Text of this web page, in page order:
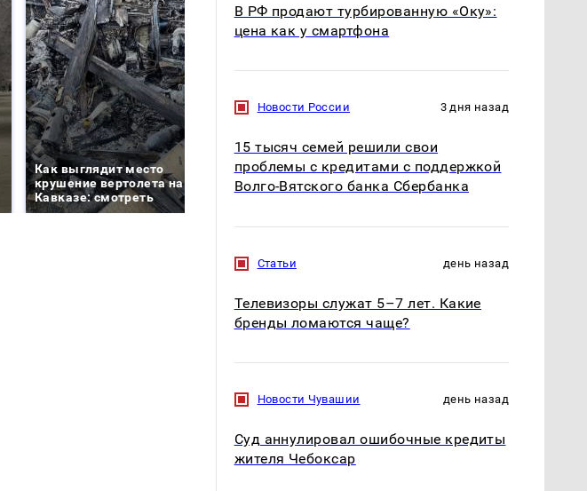
Как выглядит место
крушение вертолета на
Кавказе: смотреть
Не ешьте эту
готовую еду из
магазина: список
В ОАЭ произошло
жестокое убийство
криптомиллионера
В РФ продают турбированную «Оку»:
цена как у смартфона
Новости России 3 дня назад
15 тысяч семей решили свои
проблемы с кредитами с поддержкой
Волго-Вятского банка Сбербанка
Статьи день назад
Телевизоры служат 5–7 лет. Какие
бренды ломаются чаще?
Новости Чувашии день назад
Суд аннулировал ошибочные кредиты
жителя Чебоксар